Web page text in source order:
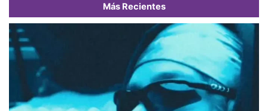
Más Recientes